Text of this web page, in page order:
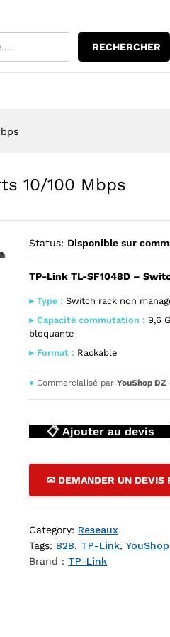
RECHERCHER
10/100 Mbps
10/100 Mbps — YouShop DZ
: TP-Link TL-SF1048D - Switch
l’image : TP-Link TL-SF1048D
Status: Disponible sur
TP-Link TL-SF1048D –
▸ Type : Switch rack non
▸ Capacité commutation : 9,6
bloquante
▸ Format : Rackable
● Commercialisé parYouShop DZ
📋 Ajouter au devis
✉ DEMANDER UN DEVIS
Category: Reseaux
Tags: B2B, TP-Link,
Brand : TP-Link